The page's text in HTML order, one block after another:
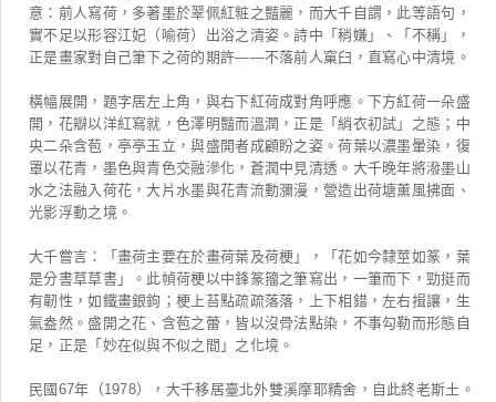
意：前人寫荷，多著墨於翠佩紅粧之豔麗，而大千自謂，此等語句，
實不足以形容江妃（喻荷）出浴之清姿。詩中「稍嫌」、「不稱」，
正是畫家對自己筆下之荷的期許——不落前人窠臼，直寫心中清境。
橫幅展開，題字居左上角，與右下紅荷成對角呼應。下方紅荷一朵盛
開，花瓣以洋紅寫就，色澤明豔而溫潤，正是「綃衣初試」之態；中
央二朵含苞，亭亭玉立，與盛開者成顧盼之姿。荷葉以濃墨暈染，復
罩以花青，墨色與青色交融滲化，蒼潤中見清透。大千晚年將潑墨山
水之法融入荷花，大片水墨與花青流動瀰漫，營造出荷塘薰風拂面、
光影浮動之境。
大千嘗言：「畫荷主要在於畫荷葉及荷梗」，「花如今隸莖如篆，葉
是分書草草書」。此幀荷梗以中鋒篆籀之筆寫出，一筆而下，勁挺而
有韌性，如鐵畫銀鉤；梗上苔點疏疏落落，上下相錯，左右揖讓，生
氣盎然。盛開之花、含苞之蕾，皆以沒骨法點染，不事勾勒而形態自
足，正是「妙在似與不似之間」之化境。
民國67年（1978），大千移居臺北外雙溪摩耶精舍，自此終老斯土。